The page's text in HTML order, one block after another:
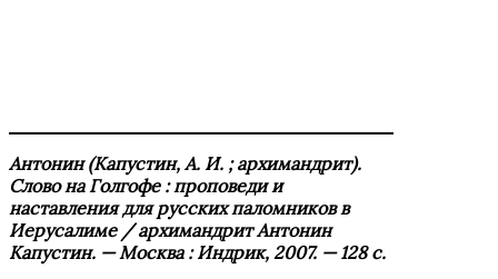
Антонин (Капустин, А. И. ; архимандрит).
Слово на Голгофе : проповеди и
наставления для русских паломников в
Иерусалиме / архимандрит Антонин
Капустин. — Москва : Индрик, 2007. — 128 с.